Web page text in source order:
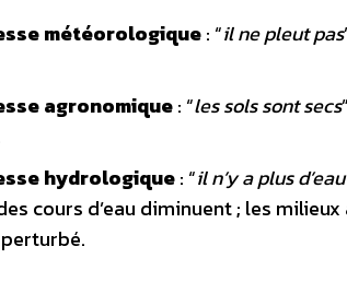
météorologique: “il ne pleut pas
agronomique: “les sols sont secs
hydrologique: “il n’y a plus
cours d’eau diminuent ; les